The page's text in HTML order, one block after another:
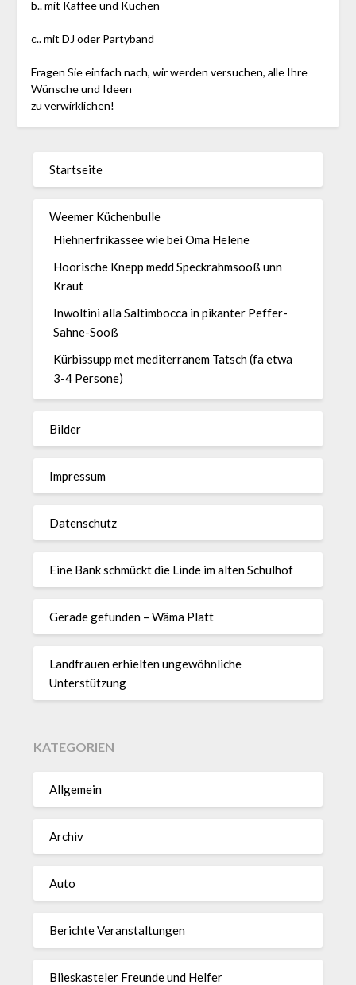
b.. mit Kaffee und Kuchen
c.. mit DJ oder Partyband
Fragen Sie einfach nach, wir werden versuchen, alle Ihre
Wünsche und Ideen
zu verwirklichen!
Startseite
Weemer Küchenbulle
Hiehnerfrikassee wie bei Oma Helene
Hoorische Knepp medd Speckrahmsooß unn
Kraut
Inwoltini alla Saltimbocca in pikanter Peffer-
Sahne-Sooß
Kürbissupp met mediterranem Tatsch (fa etwa
3-4 Persone)
Bilder
Impressum
Datenschutz
Eine Bank schmückt die Linde im alten Schulhof
Gerade gefunden – Wäma Platt
Landfrauen erhielten ungewöhnliche
Unterstützung
KATEGORIEN
Allgemein
Archiv
Auto
Berichte Veranstaltungen
Blieskasteler Freunde und Helfer